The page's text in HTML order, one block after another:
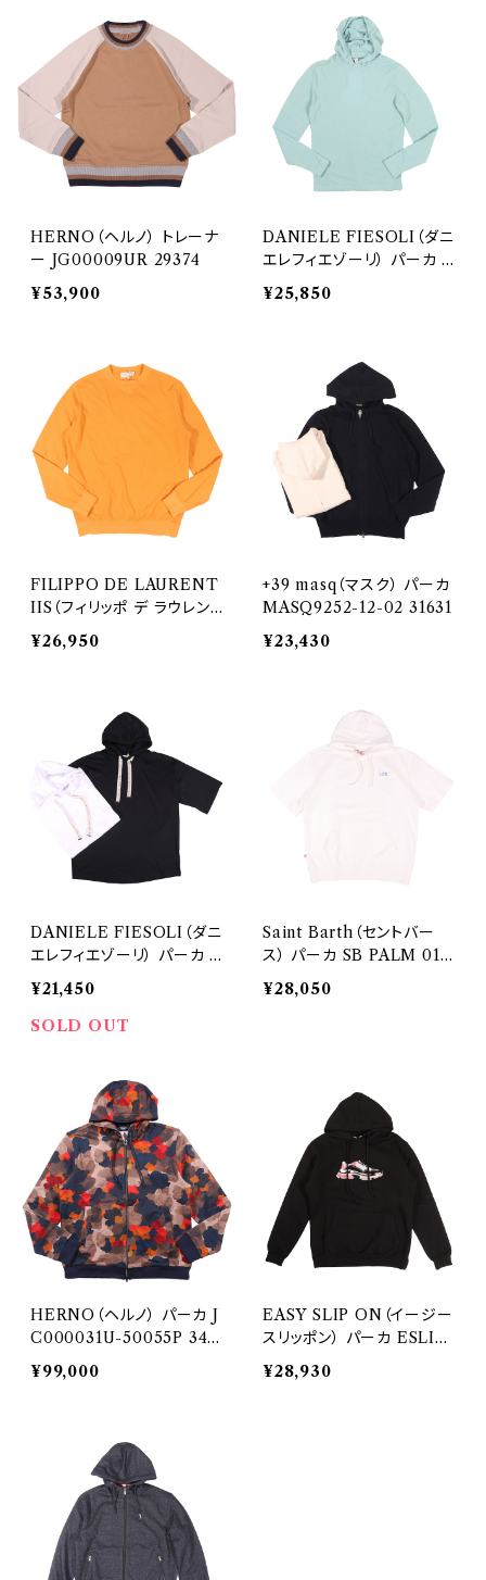
HERNO（ヘルノ） トレーナ
ー JG00009UR 29374
¥53,900
DANIELE FIESOLI（ダニ
エレフィエゾーリ） パーカ D
F 1082 31512
¥25,850
FILIPPO DE LAURENT
IIS（フィリッポ デ ラウレン
ティス） トレーナー GCML
3A PIQVIN 31572
¥26,950
+39 masq（マスク） パーカ
MASQ9252-12-02 31631
¥23,430
DANIELE FIESOLI（ダニ
エレフィエゾーリ） パーカ 2
023/01 DF0702 32098
¥21,450
SOLD OUT
Saint Barth（セントバー
ス） パーカ SB PALM 01N
EMB 33149
¥28,050
HERNO（ヘルノ） パーカ J
C000031U-50055P 349
09
¥99,000
EASY SLIP ON（イージー
スリッポン） パーカ ESLIP
ONW1019 30677
¥28,930